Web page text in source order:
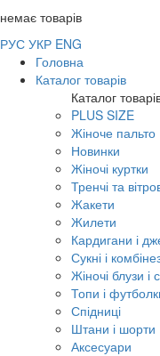
немає товарів
РУС УКР ENG
Головна
Каталог товарів
Каталог
PLUS SIZE
Жіноче пальто
Новинки
Жіночі куртки
Тренчі та
Жакети
Жилети
Кардигани і
Сукні і
Жіночі блузи і
Топи і
Спідниці
Штани і шорти
Аксесуари